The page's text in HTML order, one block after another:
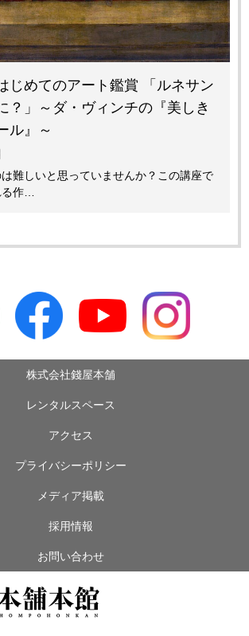
じめてのアート鑑賞 「ルネサン
？」～ダ・ヴィンチの『美しき
ル』～
難しいと思っていませんか？この講座で
作…
株式会社錢屋本舗
レンタルスペース
アクセス
プライバシーポリシー
メディア掲載
採用情報
お問い合わせ